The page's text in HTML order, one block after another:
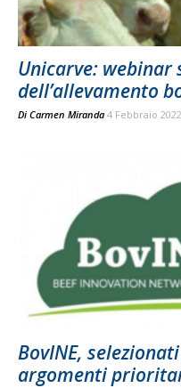
Unicarve:
dell’allevamento
Di Carmen Miranda 4 Febbraio 2022
BovINE,
argomenti